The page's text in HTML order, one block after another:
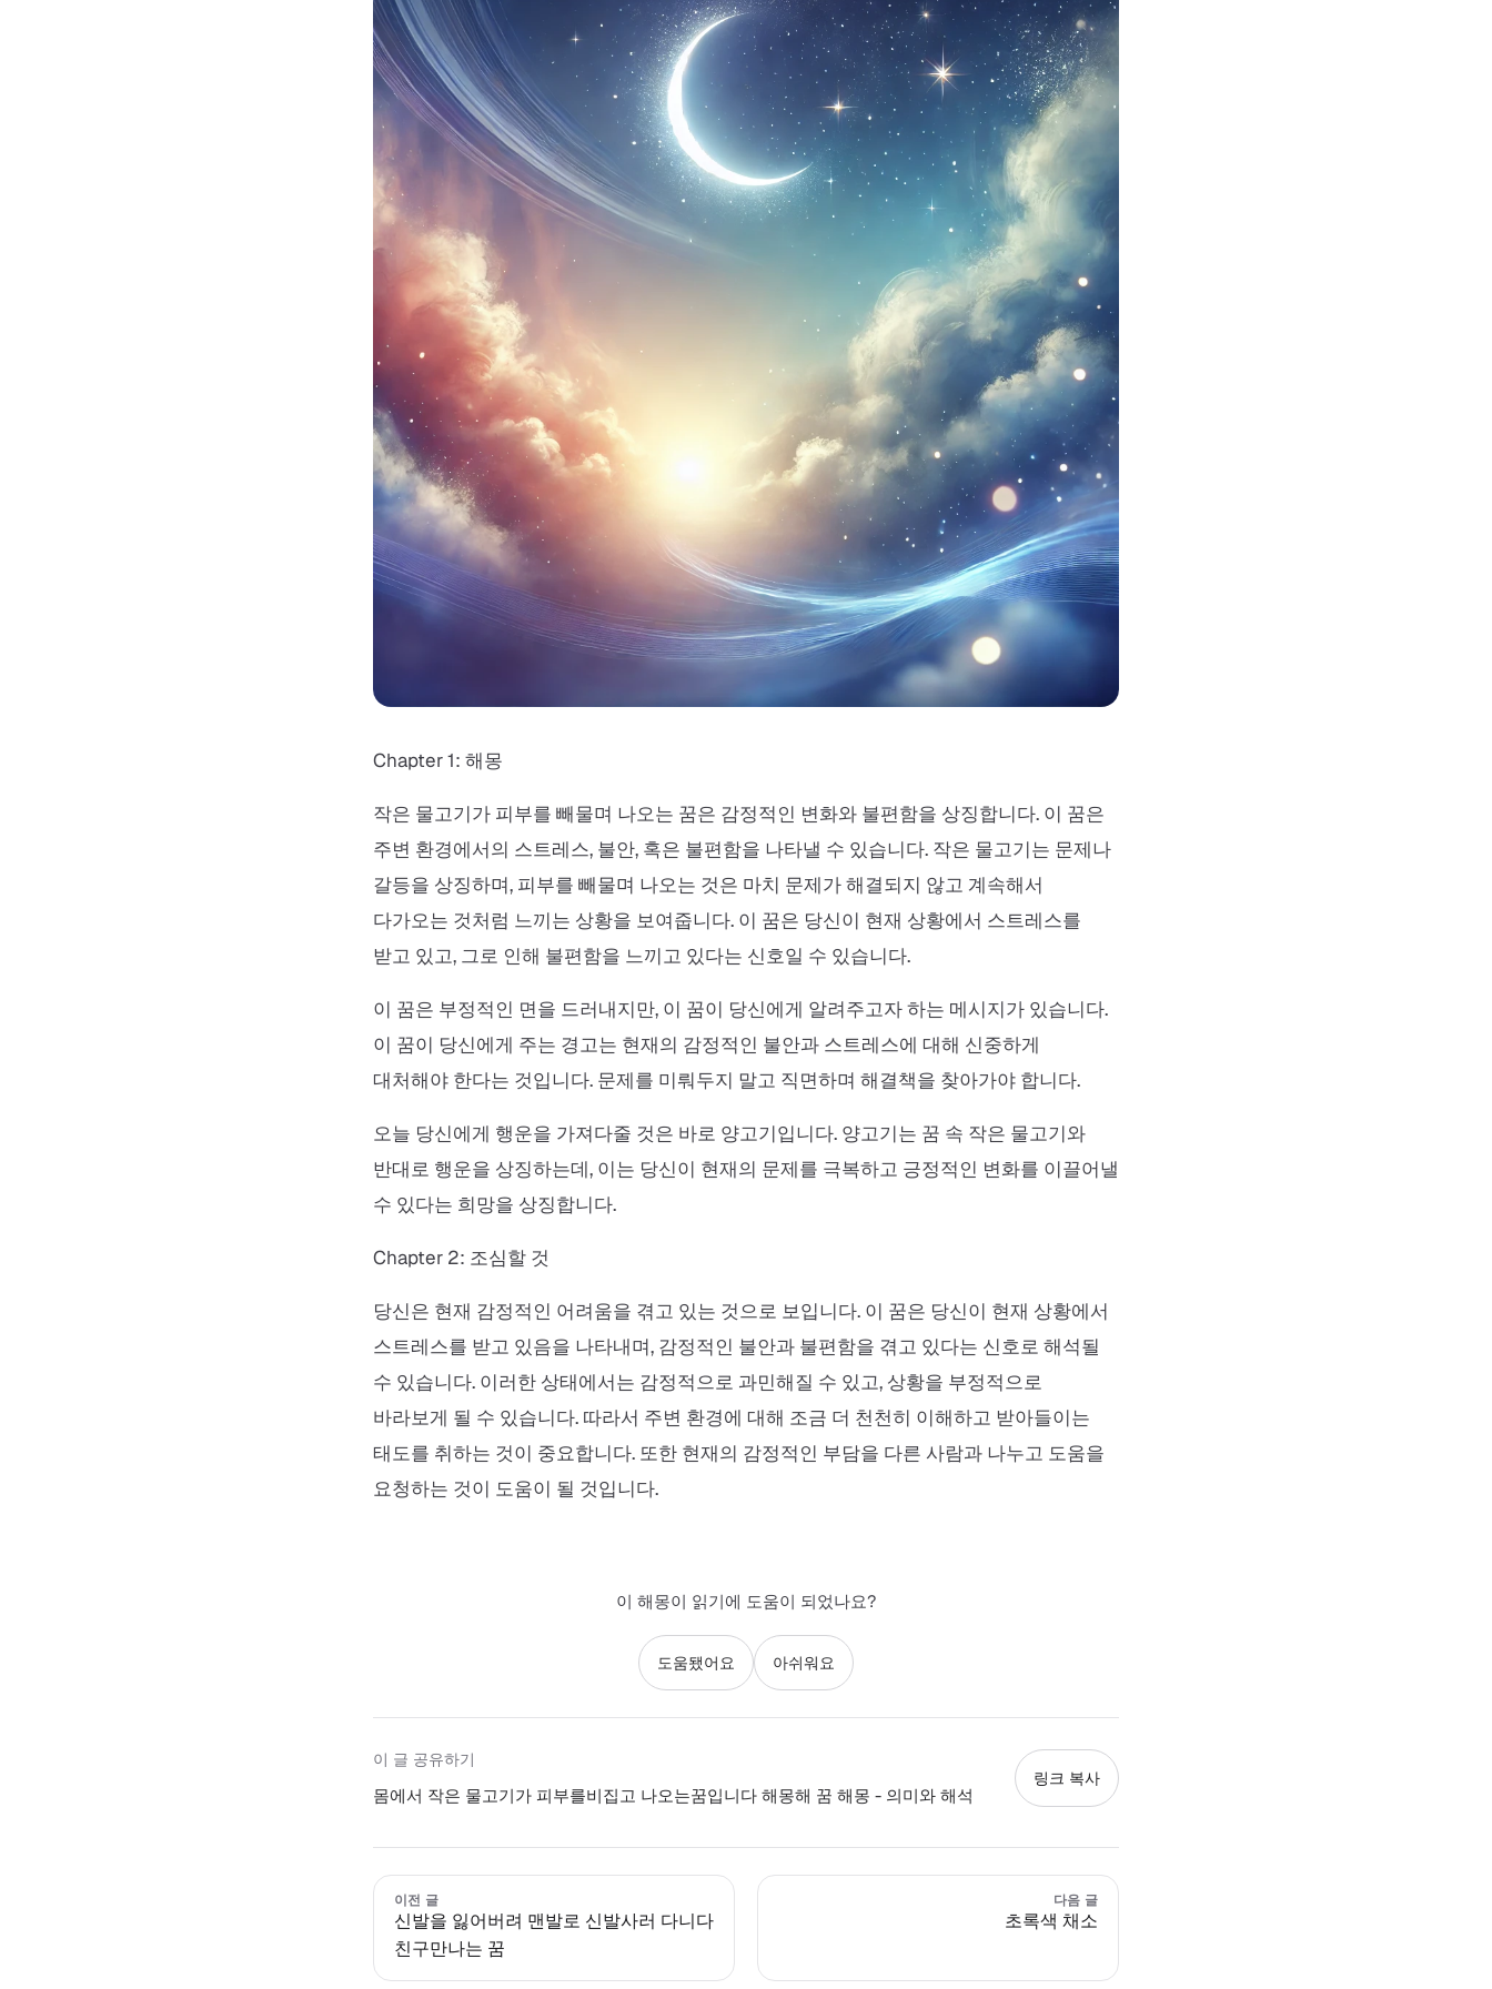
Chapter 1: 해몽
작은 물고기가 피부를 빼물며 나오는 꿈은 감정적인 변화와 불편함을 상징합니다. 이 꿈은
주변 환경에서의 스트레스, 불안, 혹은 불편함을 나타낼 수 있습니다. 작은 물고기는 문제나
갈등을 상징하며, 피부를 빼물며 나오는 것은 마치 문제가 해결되지 않고 계속해서
다가오는 것처럼 느끼는 상황을 보여줍니다. 이 꿈은 당신이 현재 상황에서 스트레스를
받고 있고, 그로 인해 불편함을 느끼고 있다는 신호일 수 있습니다.
이 꿈은 부정적인 면을 드러내지만, 이 꿈이 당신에게 알려주고자 하는 메시지가 있습니다.
이 꿈이 당신에게 주는 경고는 현재의 감정적인 불안과 스트레스에 대해 신중하게
대처해야 한다는 것입니다. 문제를 미뤄두지 말고 직면하며 해결책을 찾아가야 합니다.
오늘 당신에게 행운을 가져다줄 것은 바로 양고기입니다. 양고기는 꿈 속 작은 물고기와
반대로 행운을 상징하는데, 이는 당신이 현재의 문제를 극복하고 긍정적인 변화를 이끌어낼
수 있다는 희망을 상징합니다.
Chapter 2: 조심할 것
당신은 현재 감정적인 어려움을 겪고 있는 것으로 보입니다. 이 꿈은 당신이 현재 상황에서
스트레스를 받고 있음을 나타내며, 감정적인 불안과 불편함을 겪고 있다는 신호로 해석될
수 있습니다. 이러한 상태에서는 감정적으로 과민해질 수 있고, 상황을 부정적으로
바라보게 될 수 있습니다. 따라서 주변 환경에 대해 조금 더 천천히 이해하고 받아들이는
태도를 취하는 것이 중요합니다. 또한 현재의 감정적인 부담을 다른 사람과 나누고 도움을
요청하는 것이 도움이 될 것입니다.
이 해몽이 읽기에 도움이 되었나요?
도움됐어요 아쉬워요
이 글 공유하기
몸에서 작은 물고기가 피부를비집고 나오는꿈입니다 해몽해 꿈 해몽 - 의미와 해석
링크 복사
이전 글
신발을 잃어버려 맨발로 신발사러 다니다
친구만나는 꿈
다음 글
초록색 채소